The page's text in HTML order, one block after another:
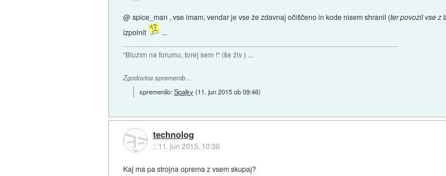
@ spice_man , vse imam, vendar je vse že zdavnaj očiščeno in kode nisem shranil (ter povozil vse z
izpolnit
...
"Bluzim na forumu, torej sem !" (še živ ) ...
Zgodovina sprememb…
spremenilo:Spajky (11. jun 2015 ob 09:46)
technolog
:: 11. jun 2015, 10:30
Kaj ma pa strojna oprema z vsem skupaj?